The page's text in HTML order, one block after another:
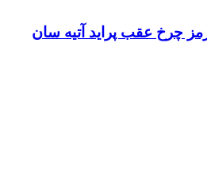
چرخ عقب پراید آتیه سان